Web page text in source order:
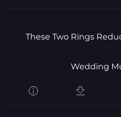
These Two Rings
Wedding